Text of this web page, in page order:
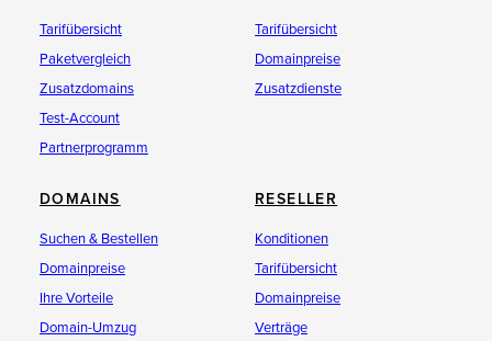
Tarifübersicht
Paketvergleich
Zusatzdomains
Test-Account
Partnerprogramm
Tarifübersicht
Domainpreise
Zusatzdienste
DOMAINS
Suchen & Bestellen
Domainpreise
Ihre Vorteile
Domain-Umzug
RESELLER
Konditionen
Tarifübersicht
Domainpreise
Verträge